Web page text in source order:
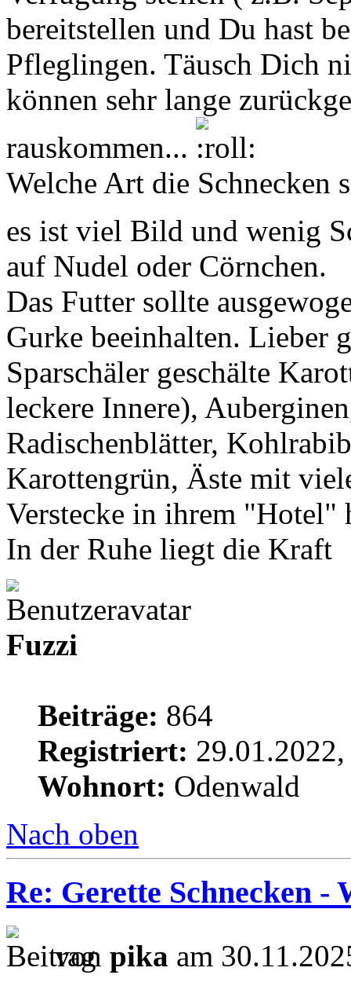
bereitstellen und Du hast
Pfleglingen. Täusch Dich
können sehr lange
rauskommen...
Welche Art die Schnecken
es ist viel Bild und wenig
auf Nudel oder Cörnchen.
Das Futter sollte
Gurke beeinhalten. Lieber
Sparschäler geschälte
leckere Innere),
Radischenblätter,
Karottengrün, Äste mit
Verstecke in ihrem "Hotel"
In der Ruhe liegt die Kraft
Fuzzi
Beiträge: 864
Registriert:
Wohnort: Odenwald
Nach oben
Re: Gerette Schnecken
von pika am